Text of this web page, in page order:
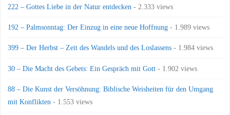
222 – Gottes Liebe in der Natur entdecken - 2.333 views
192 – Palmsonntag: Der Einzug in eine neue Hoffnung - 1.989 views
399 – Der Herbst – Zeit des Wandels und des Loslassens - 1.984 views
30 – Die Macht des Gebets: Ein Gespräch mit Gott - 1.902 views
88 – Die Kunst der Versöhnung: Biblische Weisheiten für den Umgang
mit Konflikten - 1.553 views